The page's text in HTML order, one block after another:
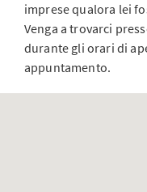
imprese qualora lei
Venga a trovarci
durante gli orari di
appuntamento.